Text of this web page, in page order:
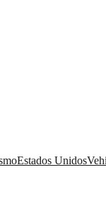
Estados Unidos